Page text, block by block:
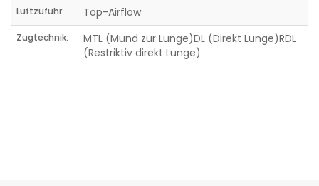
Luftzufuhr: Top-Airflow
Zugtechnik:
MTL (Mund zur Lunge)DL (Direkt Lunge)RDL
(Restriktiv direkt Lunge)